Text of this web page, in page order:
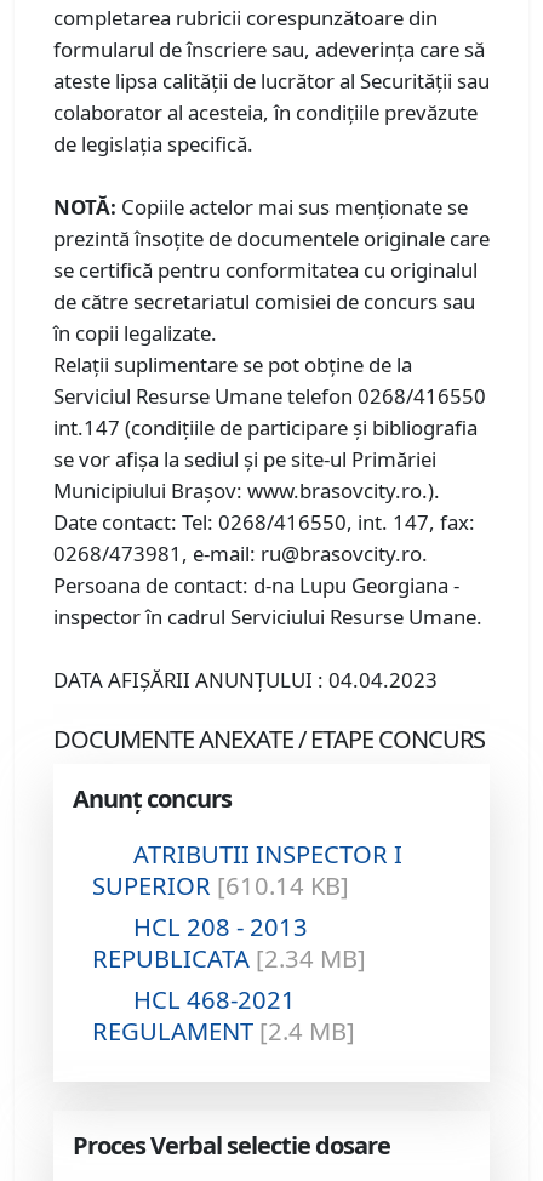
completarea rubricii corespunzătoare din
formularul de înscriere sau, adeverinţa care să
ateste lipsa calităţii de lucrător al Securităţii sau
colaborator al acesteia, în condițiile prevăzute
de legislația specifică.
NOTĂ: Copiile actelor mai sus menţionate se
prezintă însoţite de documentele originale care
se certifică pentru conformitatea cu originalul
de către secretariatul comisiei de concurs sau
în copii legalizate.
Relaţii suplimentare se pot obţine de la
Serviciul Resurse Umane telefon 0268/416550
int.147 (condiţiile de participare şi bibliografia
se vor afişa la sediul şi pe site-ul Primăriei
Municipiului Braşov: www.brasovcity.ro.).
Date contact: Tel: 0268/416550, int. 147, fax:
0268/473981, e-mail: ru@brasovcity.ro.
Persoana de contact: d-na Lupu Georgiana -
inspector în cadrul Serviciului Resurse Umane.
DATA AFIŞĂRII ANUNŢULUI : 04.04.2023
DOCUMENTE ANEXATE / ETAPE CONCURS
Anunț concurs
ATRIBUTII INSPECTOR I
SUPERIOR [610.14 KB]
HCL 208 - 2013
REPUBLICATA [2.34 MB]
HCL 468-2021
REGULAMENT [2.4 MB]
Proces Verbal selectie dosare